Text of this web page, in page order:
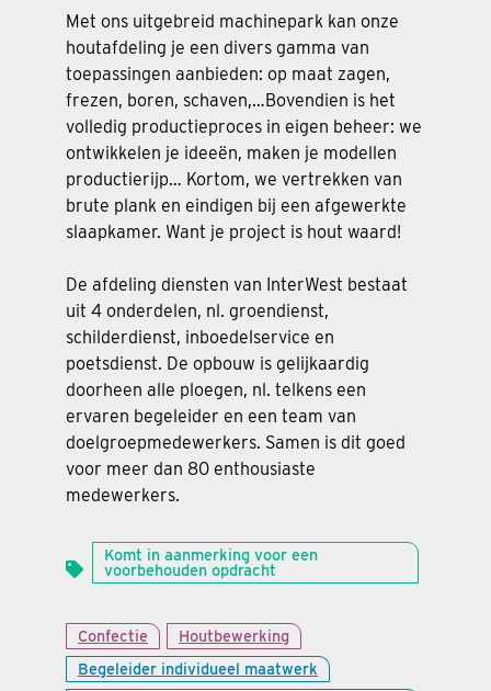
Met ons uitgebreid machinepark kan onze
houtafdeling je een divers gamma van
toepassingen aanbieden: op maat zagen,
frezen, boren, schaven,…Bovendien is het
volledig productieproces in eigen beheer: we
ontwikkelen je ideeën, maken je modellen
productierijp… Kortom, we vertrekken van
brute plank en eindigen bij een afgewerkte
slaapkamer. Want je project is hout waard!
De afdeling diensten van InterWest bestaat
uit 4 onderdelen, nl. groendienst,
schilderdienst, inboedelservice en
poetsdienst. De opbouw is gelijkaardig
doorheen alle ploegen, nl. telkens een
ervaren begeleider en een team van
doelgroepmedewerkers. Samen is dit goed
voor meer dan 80 enthousiaste
medewerkers.
Komt in aanmerking voor een
voorbehouden opdracht
Confectie
Houtbewerking
Begeleider individueel maatwerk